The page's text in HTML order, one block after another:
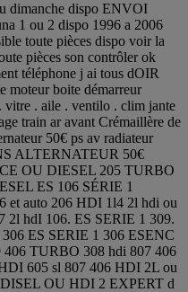
dimanche dispo ENVOI
1 ou 2 dispo 1996 a 2006
toute pièces dispo voir la
pièces son contrôler ok
téléphone j ai tous dOIR
moteur boite démarreur
vitre . aile . ventilo . clim jante
train ar avant Crémaillère de
50€ ps av radiateur
ALTERNATEUR 50€
OU DIESEL 205 TURBO
ES 106 SÉRIE 1
et auto 206 HDI 1l4 2l hdi ou
2l hdI 106. ES SERIE 1 309.
ES SERIE 1 306 ESENC
TURBO 308 hdi 807 406
605 sl 807 406 HDI 2L ou
OU HDI 2 EXPERT d